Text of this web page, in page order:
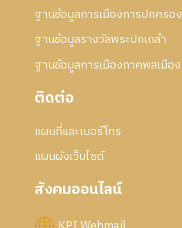
ฐานข้อมูลการเมืองการปกครอง
ฐานข้อมูลรางวัลพระปกเกล้า
ฐานข้อมูลการเมืองภาคพลเมือง
ติดต่อ
แผนที่และเบอร์โทร
แผนผังเว็บไซด์
สังคมออนไลน์